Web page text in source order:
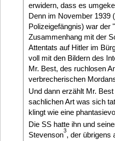
erwidern, dass es
Denn im November 1939
Polizeigefängnis) war der
Zusammenhang mit der
Attentats auf Hitler im
voll mit den Bildern des
Mr. Best, des ruchlosen
verbrecherischen
Und dann erzählt Mr.
sachlichen Art was sich
klingt wie eine
Die SS hatte ihn und
Stevenson3, der übrigens